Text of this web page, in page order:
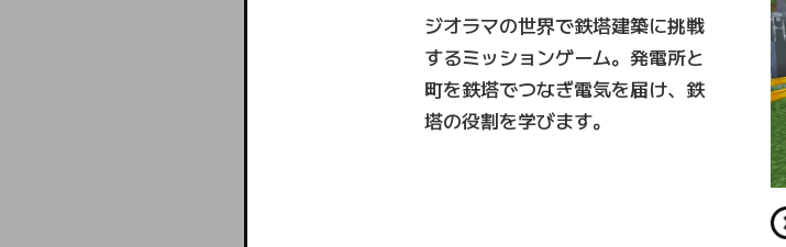
ジオラマの世界で鉄塔建築に挑戦
するミッションゲーム。発電所と
町を鉄塔でつなぎ電気を届け、鉄
塔の役割を学びます。